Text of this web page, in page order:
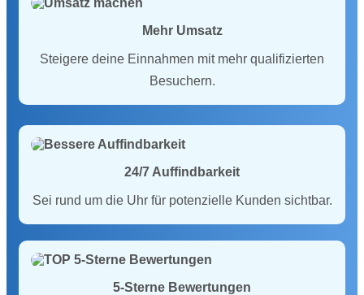
Mehr Umsatz
Steigere deine Einnahmen mit mehr qualifizierten
Besuchern.
24/7 Auffindbarkeit
Sei rund um die Uhr für potenzielle Kunden sichtbar.
5-Sterne Bewertungen